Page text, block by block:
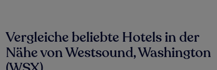
24 Stunden
für
einen
Aufenthalt
Vergleiche beliebte Hotels in der
Nähe von Westsound, Washington